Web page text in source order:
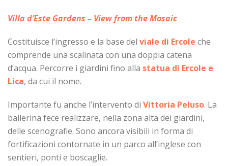
Villa d’Este Gardens – View from the Mosaic
Costituisce l’ingresso e la base del viale di Ercole che
comprende una scalinata con una doppia catena
d’acqua. Percorre i giardini fino alla statua di Ercole e
Lica, da cui il nome.
Importante fu anche l’intervento di Vittoria Peluso. La
ballerina fece realizzare, nella zona alta dei giardini,
delle scenografie. Sono ancora visibili in forma di
fortificazioni contornate in un parco all’inglese con
sentieri, ponti e boscaglie.